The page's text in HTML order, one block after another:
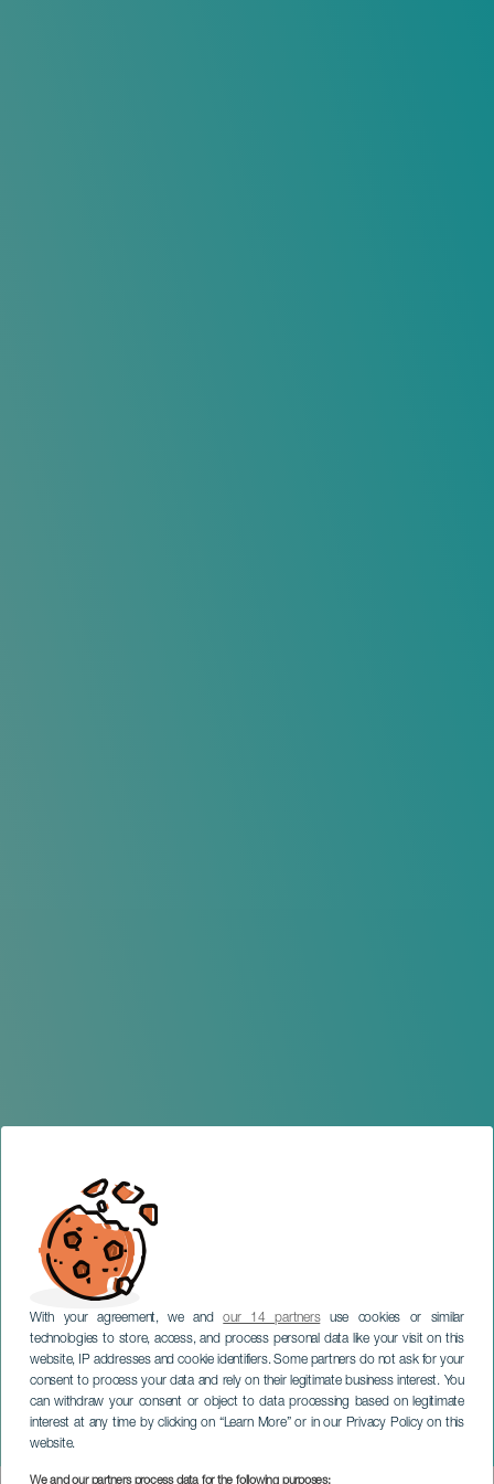
With your agreement, we andour 14 partnersuse cookies or similar
technologies to store, access, and process personal data like your visit on this
website, IP addresses and cookie identifiers. Some partners do not ask for your
consent to process your data and rely on their legitimate business interest. You
can withdraw your consent or object to data processing based on legitimate
interest at any time by clicking on “Learn More” or in our Privacy Policy on this
website.
We and our partners process data for the following purposes:
El Brunch nuestro de cada
día
TENERIFE